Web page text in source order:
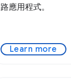
路應用程式。
Learn more